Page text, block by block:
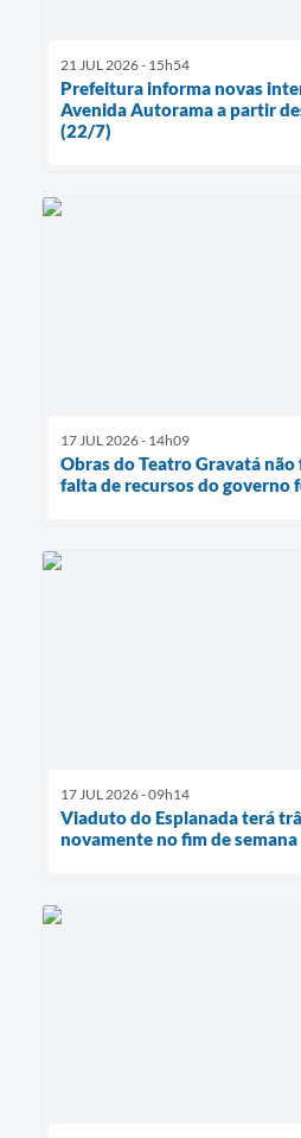
21 JUL 2026 - 15h54
Prefeitura informa novas
Avenida Autorama a partir
(22/7)
17 JUL 2026 - 14h09
Obras do Teatro Gravatá
falta de recursos do governo
17 JUL 2026 - 09h14
Viaduto do Esplanada terá
novamente no fim de semana